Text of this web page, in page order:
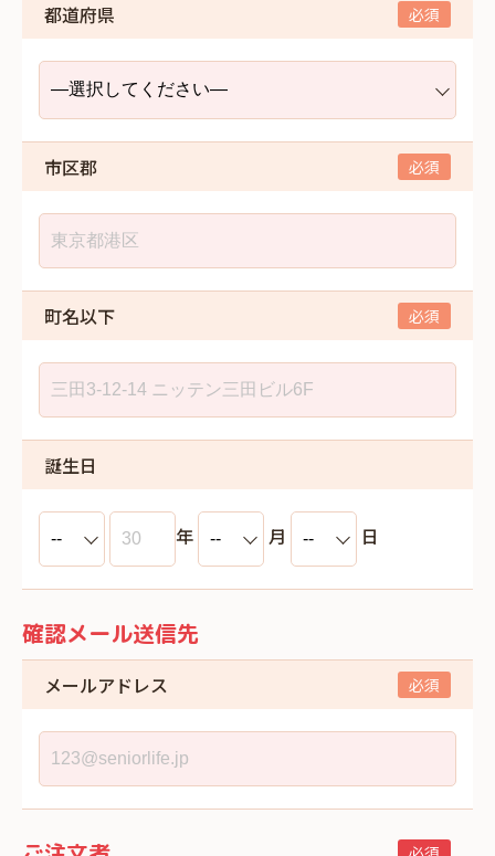
都道府県
市区郡
町名以下
誕生日
年 月 日
確認メール送信先
メールアドレス